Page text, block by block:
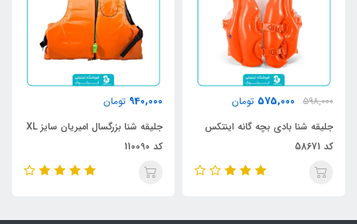
598,000
575,000 تومان
جلیقه شنا بادی بچه گانه اینتکس
کد 58671
940,000 تومان
جلیقه شنا بزرگسال امیریان سایز XL
کد 110090